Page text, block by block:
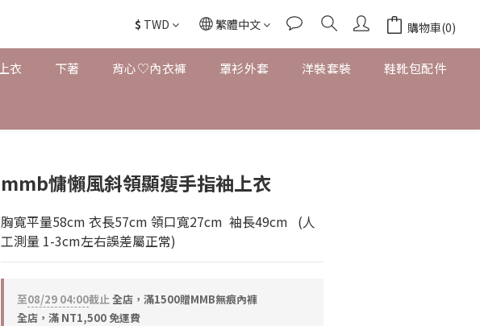
$ TWD 繁體中文 購物車(0)
上衣 下著 背心♡內衣褲 罩衫外套 洋裝套裝 鞋靴包配件
mmb慵懶風斜領顯瘦手指袖上衣
胸寬平量58cm 衣長57cm 領口寬27cm  袖長49cm   (人
工測量 1-3cm左右誤差屬正常)
至08/29 04:00截止全店，滿1500贈MMB無痕內褲
全店，滿 NT1,500 免運費